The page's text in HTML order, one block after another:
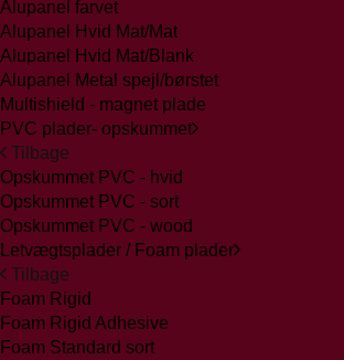
Alupanel farvet
Alupanel Hvid Mat/Mat
Alupanel Hvid Mat/Blank
Alupanel Metal spejl/børstet
Multishield - magnet plade
PVC plader- opskummet
Tilbage
Opskummet PVC - hvid
Opskummet PVC - sort
Opskummet PVC - wood
Letvægtsplader / Foam plader
Tilbage
Foam Rigid
Foam Rigid Adhesive
Foam Standard sort